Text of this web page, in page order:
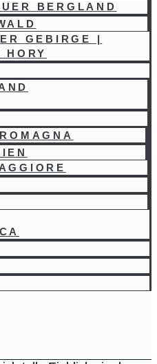
BERGLAND
GEBIRGE |
HORY